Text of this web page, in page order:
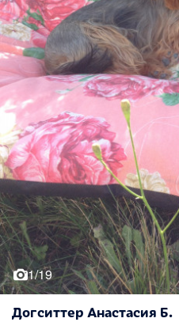
1/19
Догситтер Анастасия Б.